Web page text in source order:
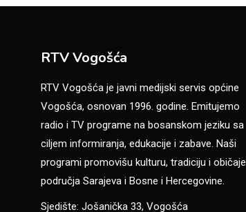
RTV Vogošća
RTV Vogošća je javni medijski servis općine
Vogošća, osnovan 1996. godine. Emitujemo
radio i TV programe na bosanskom jeziku sa
ciljem informiranja, edukacije i zabave. Naši
programi promovišu kulturu, tradiciju i običaje
područja Sarajeva i Bosne i Hercegovine.
Sjedište: Jošanička 33, Vogošća